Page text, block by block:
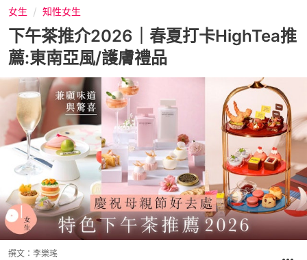
女生 知性女生
下午茶推介2026｜春夏打卡HighTea推
薦:東南亞風/護膚禮品
撰文： 李樂瑤